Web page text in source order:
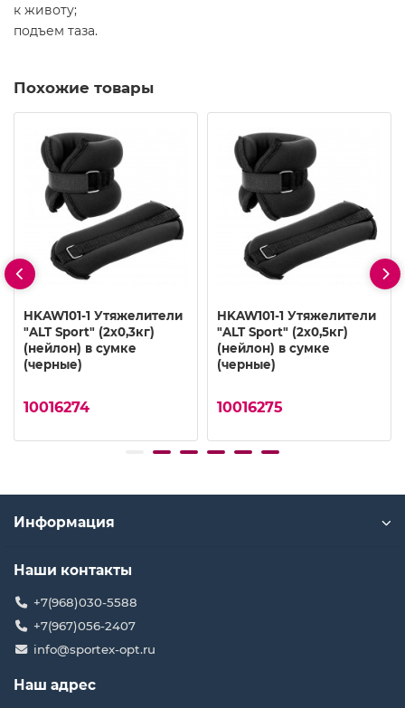
к животу;
подъем таза.
Похожие товары
HKAW101-1 Утяжелители
"ALT Sport" (2х0,3кг)
(нейлон) в сумке
(черные)
10016274
HKAW101-1 Утяжелители
"ALT Sport" (2х0,5кг)
(нейлон) в сумке
(черные)
10016275
Информация
Наши контакты
+7(968)030-5588
+7(967)056-2407
info@sportex-opt.ru
Наш адрес